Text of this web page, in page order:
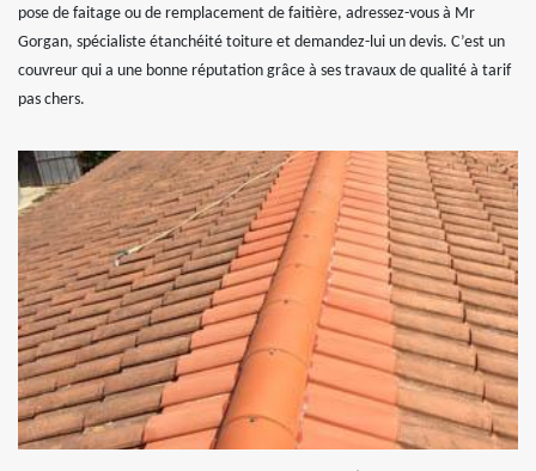
pose de faitage ou de remplacement de faitière, adressez-vous à Mr
Gorgan, spécialiste étanchéité toiture et demandez-lui un devis. C’est un
couvreur qui a une bonne réputation grâce à ses travaux de qualité à tarif
pas chers.